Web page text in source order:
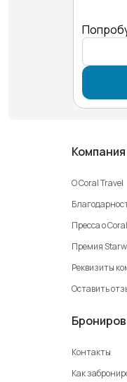
Компания
О Coral Travel
Пресса о
Премия
Реквизиты
Оставить
Контакты
Как